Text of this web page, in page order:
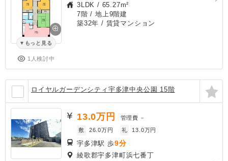
もっと見る
1人検討中
3LDK / 65.27m²
7階 / 地上9階建
築32年 / 賃貸マンション
ロイヤルガーデンシティ宇多津中央公園 15階
13.0万円 管理費 －
敷
26.0万円 礼 13.0万円
宇多津駅 歩9分
綾歌郡宇多津町浜七番丁